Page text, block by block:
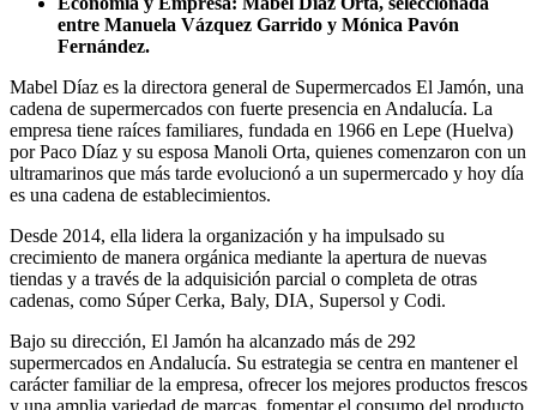
entre Manuela Vázquez Garrido y Mónica Pavón
Fernández.
Mabel Díaz es la directora general de Supermercados El Jamón, una
cadena de supermercados con fuerte presencia en Andalucía. La
empresa tiene raíces familiares, fundada en 1966 en Lepe (Huelva)
por Paco Díaz y su esposa Manoli Orta, quienes comenzaron con un
ultramarinos que más tarde evolucionó a un supermercado y hoy día
es una cadena de establecimientos.
Desde 2014, ella lidera la organización y ha impulsado su
crecimiento de manera orgánica mediante la apertura de nuevas
tiendas y a través de la adquisición parcial o completa de otras
cadenas, como Súper Cerka, Baly, DIA, Supersol y Codi.
Bajo su dirección, El Jamón ha alcanzado más de 292
supermercados en Andalucía. Su estrategia se centra en mantener el
carácter familiar de la empresa, ofrecer los mejores productos frescos
y una amplia variedad de marcas, fomentar el consumo del producto